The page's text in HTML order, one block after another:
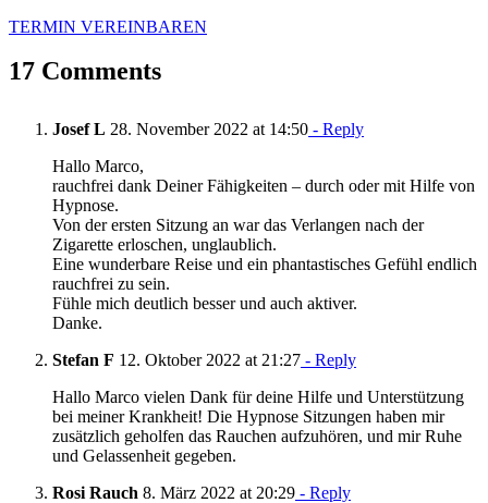
TERMIN VEREINBAREN
17 Comments
Josef L 28. November 2022 at 14:50 - Reply
Hallo Marco,
rauchfrei dank Deiner Fähigkeiten – durch oder mit Hilfe von
Hypnose.
Von der ersten Sitzung an war das Verlangen nach der
Zigarette erloschen, unglaublich.
Eine wunderbare Reise und ein phantastisches Gefühl endlich
rauchfrei zu sein.
Fühle mich deutlich besser und auch aktiver.
Danke.
Stefan F 12. Oktober 2022 at 21:27 - Reply
Hallo Marco vielen Dank für deine Hilfe und Unterstützung
bei meiner Krankheit! Die Hypnose Sitzungen haben mir
zusätzlich geholfen das Rauchen aufzuhören, und mir Ruhe
und Gelassenheit gegeben.
Rosi Rauch 8. März 2022 at 20:29 - Reply